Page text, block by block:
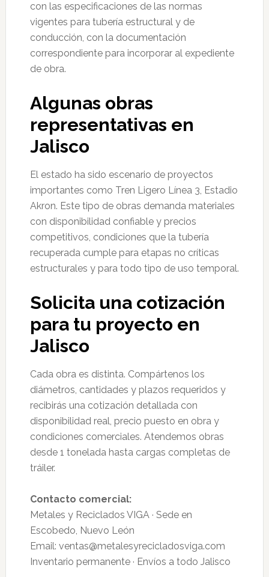
con las especificaciones de las normas
vigentes para tubería estructural y de
conducción, con la documentación
correspondiente para incorporar al expediente
de obra.
Algunas obras
representativas en
Jalisco
El estado ha sido escenario de proyectos
importantes como Tren Ligero Línea 3, Estadio
Akron. Este tipo de obras demanda materiales
con disponibilidad confiable y precios
competitivos, condiciones que la tubería
recuperada cumple para etapas no críticas
estructurales y para todo tipo de uso temporal.
Solicita una cotización
para tu proyecto en
Jalisco
Cada obra es distinta. Compártenos los
diámetros, cantidades y plazos requeridos y
recibirás una cotización detallada con
disponibilidad real, precio puesto en obra y
condiciones comerciales. Atendemos obras
desde 1 tonelada hasta cargas completas de
tráiler.
Contacto comercial:
Metales y Reciclados VIGA · Sede en
Escobedo, Nuevo León
Email: ventas@metalesyrecicladosviga.com
Inventario permanente · Envíos a todo Jalisco